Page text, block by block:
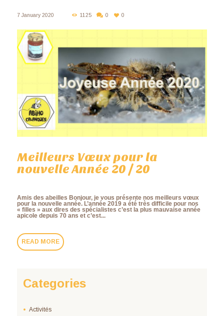
7 January 2020 1125 0 0
Meilleurs Vœux pour la
nouvelle Année 20 / 20
Amis des abeilles Bonjour, je vous présente nos meilleurs vœux
pour la nouvelle année. L’année 2019 a été très difficile pour nos
« filles » aux dires des spécialistes c’est la plus mauvaise année
apicole depuis 70 ans et c’est...
READ MORE
Categories
Activités